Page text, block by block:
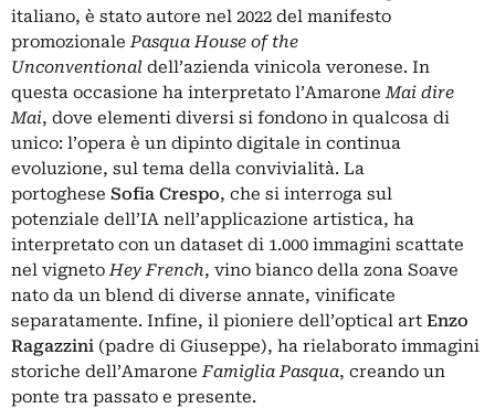
italiano, è stato autore nel 2022 del manifesto
promozionalePasqua House of the
Unconventional dell’azienda vinicola veronese. In
questa occasione ha interpretato l’AmaroneMai dire
Mai, dove elementi diversi si fondono in qualcosa di
unico: l’opera è un dipinto digitale in continua
evoluzione, sul tema della convivialità. La
portoghese Sofia Crespo, che si interroga sul
potenziale dell’IA nell’applicazione artistica, ha
interpretato con un dataset di 1.000 immagini scattate
nel vignetoHey French, vino bianco della zona Soave
nato da un blend di diverse annate, vinificate
separatamente. Infine, il pioniere dell’optical art Enzo
Ragazzini (padre di Giuseppe), ha rielaborato immagini
storiche dell’AmaroneFamiglia Pasqua, creando un
ponte tra passato e presente.